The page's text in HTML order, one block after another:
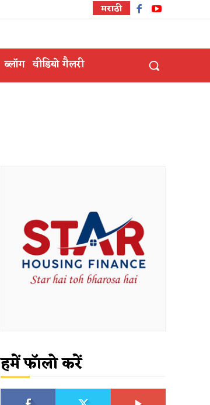
मराठी
ब्लॉग वीडियो गैलरी
हमें फॉलो करें